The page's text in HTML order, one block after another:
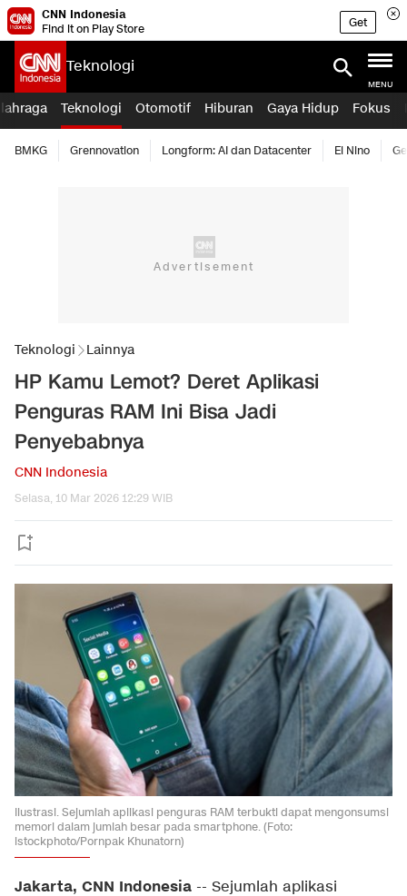
CNN Indonesia
Find it on Play Store
Get
Teknologi
MENU
Teknologi Otomotif Hiburan Gaya Hidup Fokus
BMKG Grennovation Longform: AI dan Datacenter El Nino
Teknologi Lainnya
HP Kamu Lemot? Deret Aplikasi
Penguras RAM Ini Bisa Jadi
Penyebabnya
CNN Indonesia
Selasa, 10 Mar 2026 12:29 WIB
Ilustrasi. Sejumlah aplikasi penguras RAM terbukti dapat mengonsumsi
memori dalam jumlah besar pada smartphone. (Foto:
istockphoto/Pornpak Khunatorn)
Jakarta, CNN Indonesia -- Sejumlah aplikasi